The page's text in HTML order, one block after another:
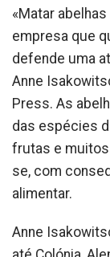
«Matar
empresa que
defende uma
Anne
Press. As
das espécies
frutas e
se, com
alimentar.
Anne